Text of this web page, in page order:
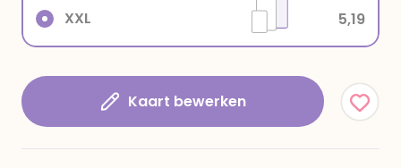
XXL 5,19
Kaart bewerken